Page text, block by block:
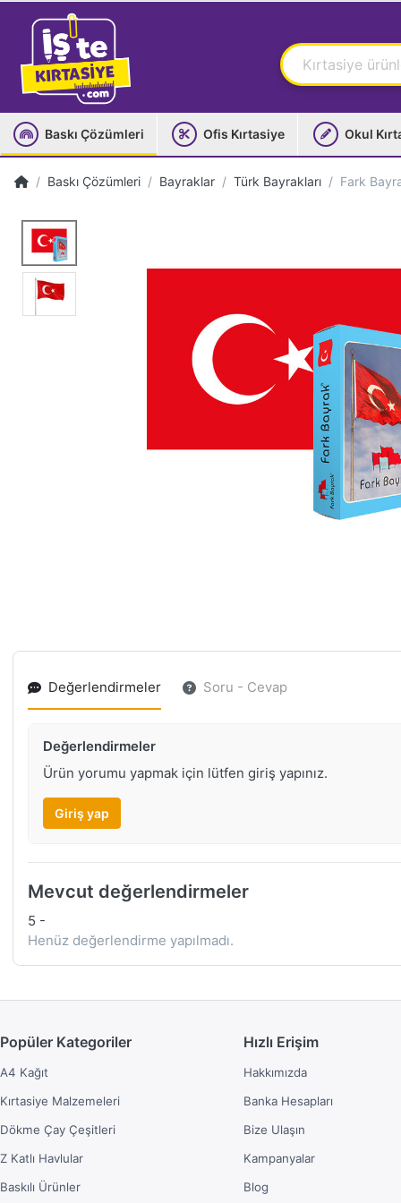
Baskı Çözümleri Ofis Kırtasiye Okul
Baskı Çözümleri Bayraklar Türk Bayrakları Fark
Değerlendirmeler Soru - Cevap
Değerlendirmeler
Ürün yorumu yapmak için lütfen giriş yapınız.
Giriş yap
Mevcut değerlendirmeler
5 -
Henüz değerlendirme yapılmadı.
Popüler Kategoriler
A4 Kağıt
Kırtasiye Malzemeleri
Dökme Çay Çeşitleri
Z Katlı Havlular
Baskılı Ürünler
Hızlı Erişim
Hakkımızda
Banka Hesapları
Bize Ulaşın
Kampanyalar
Blog